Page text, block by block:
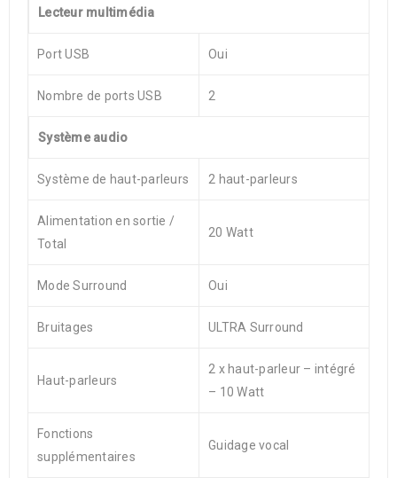
Lecteur multimédia
Port USB Oui
Nombre de ports USB 2
Système audio
Système de haut-parleurs 2 haut-parleurs
Alimentation en sortie /
Total
20 Watt
Mode Surround Oui
Bruitages ULTRA Surround
Haut-parleurs
2 x haut-parleur – intégré
– 10 Watt
Fonctions
supplémentaires
Guidage vocal